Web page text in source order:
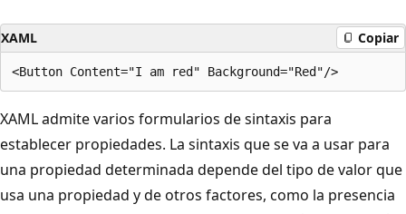
XAML Copiar
XAML admite varios formularios de sintaxis para
establecer propiedades. La sintaxis que se va a usar para
una propiedad determinada depende del tipo de valor que
usa una propiedad y de otros factores, como la presencia